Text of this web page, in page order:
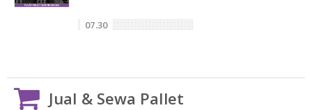
07.30
Jual & Sewa Pallet